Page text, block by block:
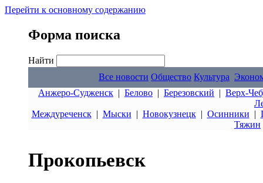
Перейти к основному содержанию
Форма поиска
Найти
Все новости Общество Культура
Анжеро-Судженск | Белово | Березовский | Верх-
Междуреченск| Мыски | Новокузнецк| Осинники |
Тяжин
Прокопьевск